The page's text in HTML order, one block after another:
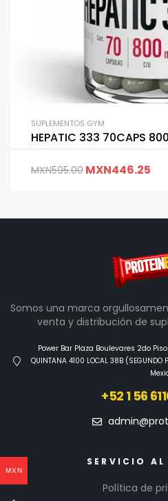
SUPLEMENTOS GYM
HEPATIC 333 70CAPS
MXN595.00 MXN446.25
Somos una marca
venta y distribución de
Power Bar Plaza Boulevares 2do
QUINTANA 4100 LOCAL 38B (SEGUNDO
+52 1 56
SERVICIO AL
Política de
MXN